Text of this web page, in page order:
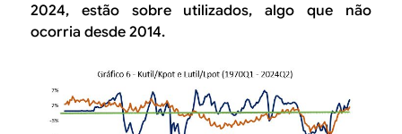
2024, estão sobre utilizados, algo que não
ocorria desde 2014.